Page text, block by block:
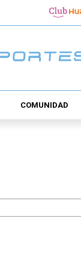
COMUNIDAD